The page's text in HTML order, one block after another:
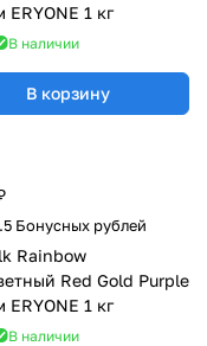
ERYONE 1 кг
В наличии
В корзину
Бонусных рублей
Rainbow
Red Gold Purple
ERYONE 1 кг
В наличии